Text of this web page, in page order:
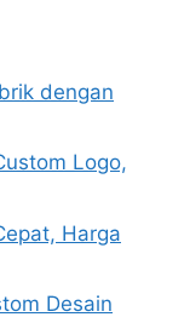
dengan
Logo,
Harga
Desain